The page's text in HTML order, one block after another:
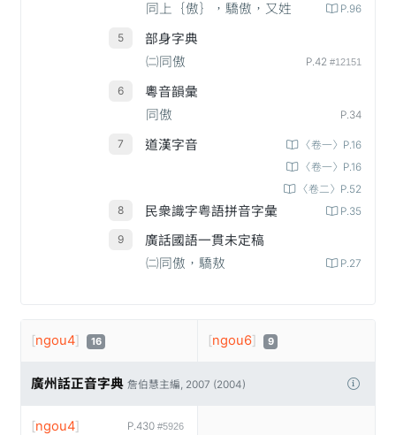
同上｛傲｝，驕傲，又姓
P.96
部身字典
㈡同傲
P.42 #12151
粵音韻彙
同傲
P.34
道漢字音
〈卷一〉P.16
〈卷一〉P.16
〈卷二〉P.52
民衆識字粤語拼音字彙 P.35
廣話國語一貫未定稿
㈡同傲，驕敖
P.27
[ngou4] 16 [ngou6] 9
廣州話正音字典 詹伯慧主編, 2007 (2004)
P.430 #5926
[ngou4]